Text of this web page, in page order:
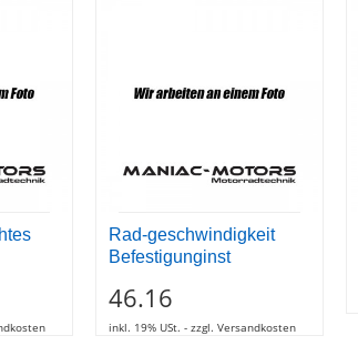
Rad-geschwindigkeit
Befestigunginst
46.16
inkl. 19% USt. - zzgl. Versandkosten